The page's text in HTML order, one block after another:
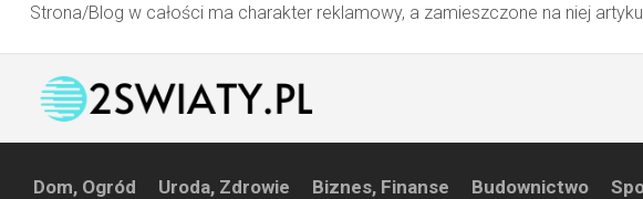
Strona/Blog w całości ma charakter reklamowy, a zamieszczone na niej
Dom, Ogród Uroda, Zdrowie Biznes, Finanse Budownictwo